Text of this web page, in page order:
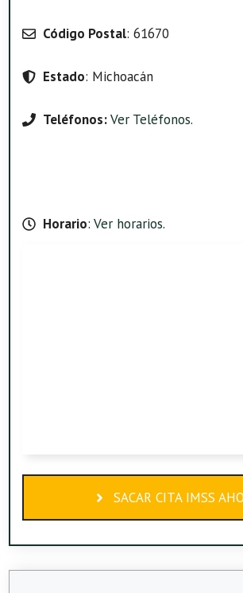
Código Postal: 61670
Estado: Michoacán
Teléfonos:Ver Teléfonos.
Horario: Ver horarios.
SACAR CITA IMSS